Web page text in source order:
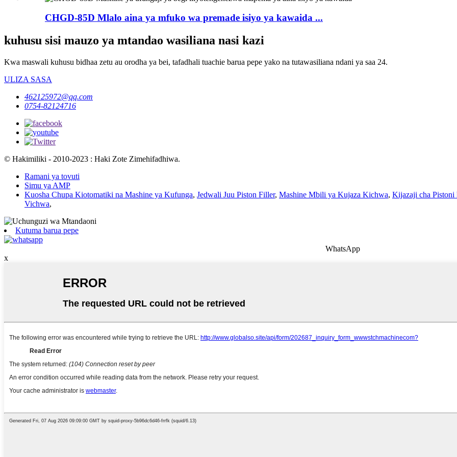
CHGD-85D Mlalo aina ya mfuko wa premade isiyo ya kawaida ...
kuhusu sisi mauzo ya mtandao wasiliana nasi kazi
Kwa maswali kuhusu bidhaa zetu au orodha ya bei, tafadhali tuachie barua pepe yako na tutawasiliana ndani ya saa 24.
ULIZA SASA
462125972@qq.com
0754-82124716
© Hakimiliki - 2010-2023 : Haki Zote Zimehifadhiwa.
Ramani ya tovuti
Simu ya AMP
Kuosha Chupa Kiotomatiki na Mashine ya Kufunga, Jedwali Juu Piston Filler, Mashine Mbili ya Kujaza Kichwa, Kijazaji cha Pistoni
Vichwa,
Kutuma barua pepe
WhatsApp
x